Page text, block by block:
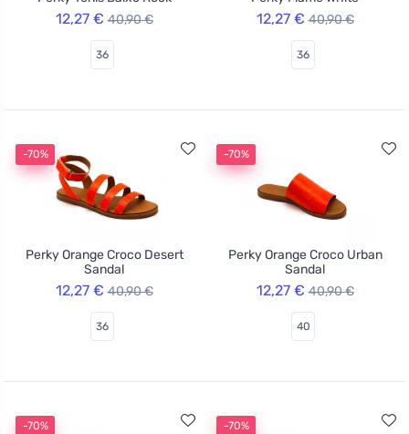
12,27 € 40,90 €
36
12,27 € 40,90 €
36
-70%
Perky Orange Croco Desert
Sandal
12,27 € 40,90 €
36
-70%
Perky Orange Croco Urban
Sandal
12,27 € 40,90 €
40
-70% -70%